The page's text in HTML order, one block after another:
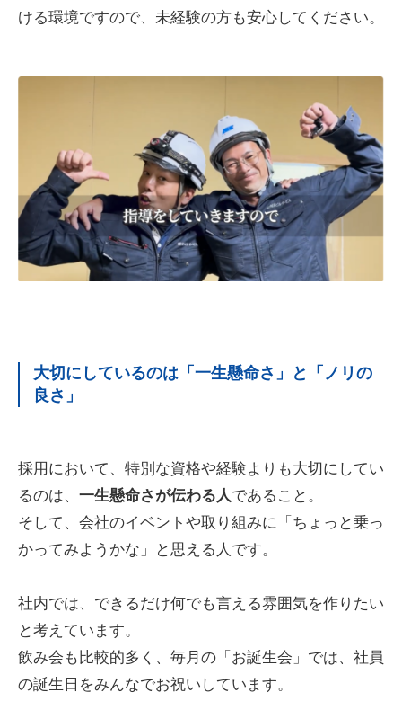
ける環境ですので、未経験の方も安心してください。
大切にしているのは「一生懸命さ」と「ノリの
良さ」
採用において、特別な資格や経験よりも大切にしてい
るのは、 一生懸命さが伝わる人であること。
そして、会社のイベントや取り組みに「ちょっと乗っ
かってみようかな」と思える人です。
社内では、できるだけ何でも言える雰囲気を作りたい
と考えています。
飲み会も比較的多く、毎月の「お誕生会」では、社員
の誕生日をみんなでお祝いしています。